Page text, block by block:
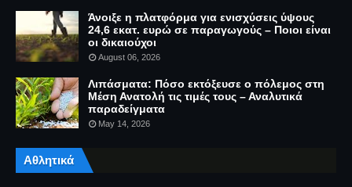
Άνοιξε η πλατφόρμα για ενισχύσεις ύψους
24,6 εκατ. ευρώ σε παραγωγούς – Ποιοι είναι
οι δικαιούχοι
August 06, 2026
Λιπάσματα: Πόσο εκτόξευσε ο πόλεμος στη
Μέση Ανατολή τις τιμές τους – Αναλυτικά
παραδείγματα
May 14, 2026
Αθλητικά